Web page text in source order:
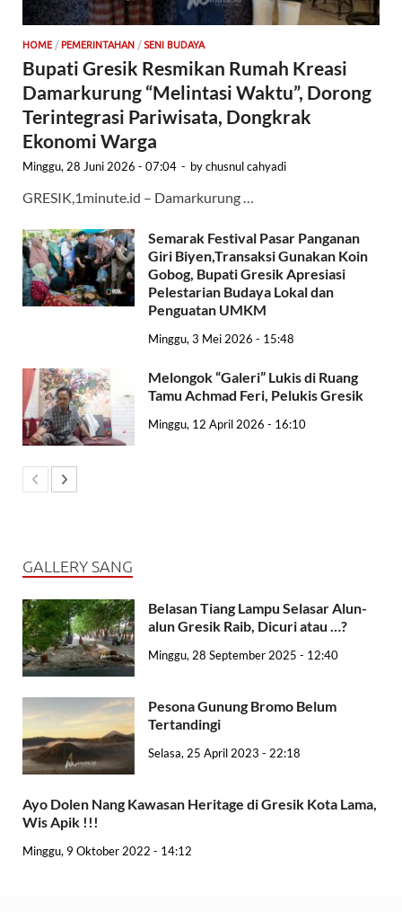
HOME / PEMERINTAHAN / SENI BUDAYA
Bupati Gresik Resmikan Rumah Kreasi
Damarkurung “Melintasi Waktu”, Dorong
Terintegrasi Pariwisata, Dongkrak
Ekonomi Warga
Minggu, 28 Juni 2026 - 07:04 - bychusnul cahyadi
GRESIK,1minute.id – Damarkurung …
Semarak Festival Pasar Panganan
Giri Biyen,Transaksi Gunakan Koin
Gobog, Bupati Gresik Apresiasi
Pelestarian Budaya Lokal dan
Penguatan UMKM
Minggu, 3 Mei 2026 - 15:48
Melongok “Galeri” Lukis di Ruang
Tamu Achmad Feri, Pelukis Gresik
Minggu, 12 April 2026 - 16:10
GALLERY SANG
Belasan Tiang Lampu Selasar Alun-
alun Gresik Raib, Dicuri atau …?
Minggu, 28 September 2025 - 12:40
Pesona Gunung Bromo Belum
Tertandingi
Selasa, 25 April 2023 - 22:18
Ayo Dolen Nang Kawasan Heritage di Gresik Kota Lama,
Wis Apik !!!
Minggu, 9 Oktober 2022 - 14:12